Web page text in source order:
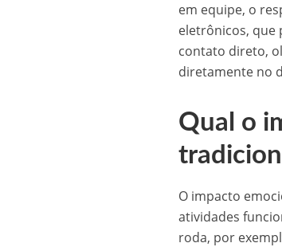
em equipe, o
eletrônicos, que
contato direto,
diretamente no
Qual o
O impacto
atividades
roda, por